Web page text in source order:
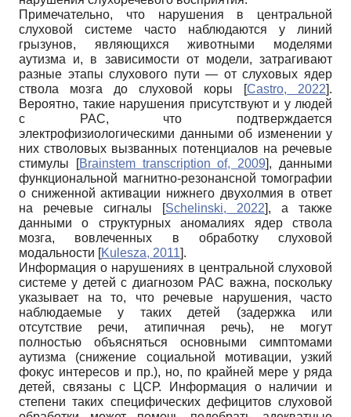
Примечательно, что нарушения в центральной
слуховой системе часто наблюдаются у линий
грызунов, являющихся животными моделями
аутизма и, в зависимости от модели, затрагивают
разные этапы слухового пути — от слуховых ядер
ствола мозга до слуховой коры
[Castro, 2022].
Вероятно, такие нарушения присутствуют и у людей
с РАС, что подтверждается
электрофизиологическими данными об изменении у
них стволовых вызванных потенциалов на речевые
стимулы
[Brainstem transcription of, 2009], данными
функциональной магнитно-резонансной томографии
о сниженной активации нижнего двухолмия в ответ
на речевые сигналы
[Schelinski, 2022], а также
данными о структурных аномалиях ядер ствола
мозга, вовлеченных в обработку слуховой
модальности [Kulesza, 2011].
Информация о нарушениях в центральной слуховой
системе у детей с диагнозом РАС важна, поскольку
указывает на то, что речевые нарушения, часто
наблюдаемые у таких детей (задержка или
отсутствие речи, атипичная речь), не могут
полностью объясняться основными симптомами
аутизма (снижение социальной мотивации, узкий
фокус интересов и пр.), но, по крайней мере у ряда
детей, связаны с ЦСР. Информация о наличии и
степени таких специфических дефицитов слуховой